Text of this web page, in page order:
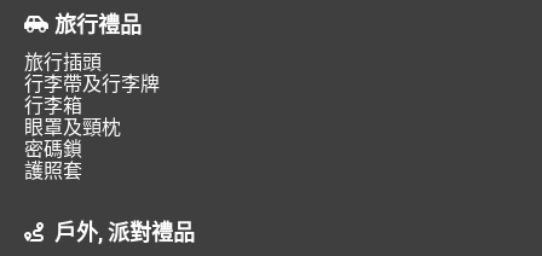
旅行禮品
旅行插頭
行李帶及行李牌
行李箱
眼罩及頸枕
密碼鎖
護照套
戶外, 派對禮品